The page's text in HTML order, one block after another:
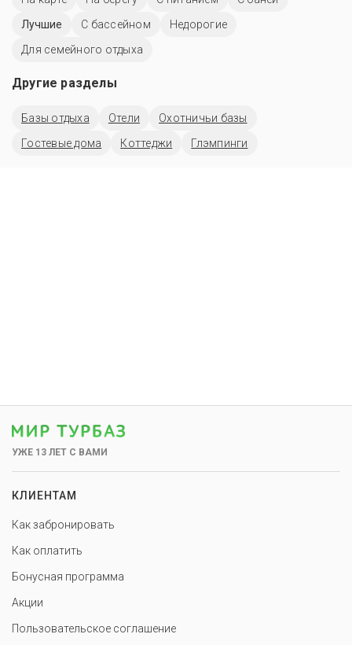
Лучшие
С бассейном
Недорогие
Для семейного отдыха
Другие разделы
Базы отдыха Отели
Охотничьи базы
Гостевые дома
Коттеджи Глэмпинги
УЖЕ 13 ЛЕТ С ВАМИ
КЛИЕНТАМ
Как забронировать
Как оплатить
Бонусная программа
Акции
Пользовательское соглашение